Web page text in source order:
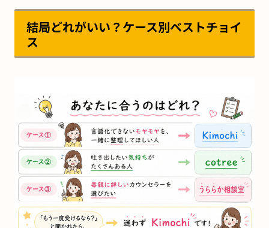
結局どれがいい？ケース別ベストチョイ
ス